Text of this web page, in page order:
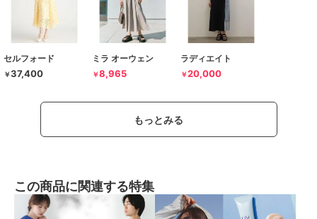
セルフォード
￥37,400
ミラ オーウェン
￥8,965
ラディエイト
￥20,000
もっとみる
この商品に関連する特集